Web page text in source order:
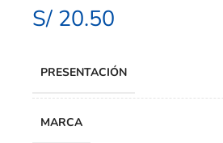
S/ 20.50
PRESENTACIÓN
MARCA